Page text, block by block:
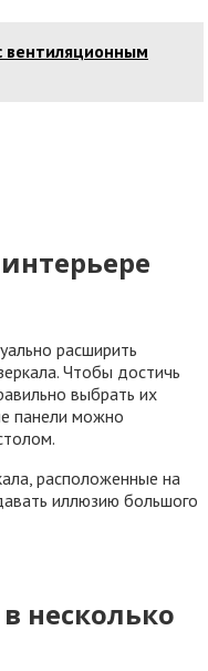
вентиляционным
расширить
Чтобы достичь
выбрать их
панели можно
расположенные на
иллюзию большого
несколько